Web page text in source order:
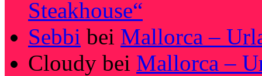
Steakhouse“
Sebbi bei Mallorca –
Cloudy bei Mallorca –